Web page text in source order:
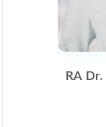
RA Dr.